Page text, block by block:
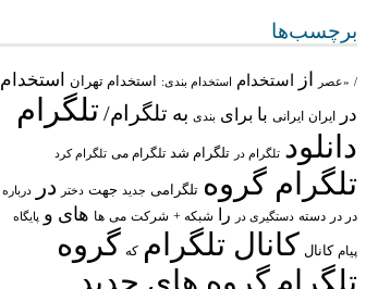
برچسب‌ها
/ «عصر از استخدام استخدام بندی: استخدام تهران
استخدام
در
ایران ایرانی با برای بندی به تلگرام/ تلگرام
دانلود تلگرام در تلگرام شد تلگرام می تلگرام کرد
تلگرام گروه تلگرامی جدید جهت دختر در درباره
در در دسته دستگیری در را شبکه + شرکت می ها های و پایگاه
پیام کانال کانال تلگرام که گروه
تلگرام گروه های جدید